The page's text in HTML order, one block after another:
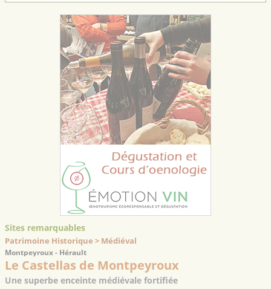
Sites remarquables
Patrimoine Historique > Médiéval
Montpeyroux - Hérault
Le Castellas de Montpeyroux
Une superbe enceinte médiévale fortifiée